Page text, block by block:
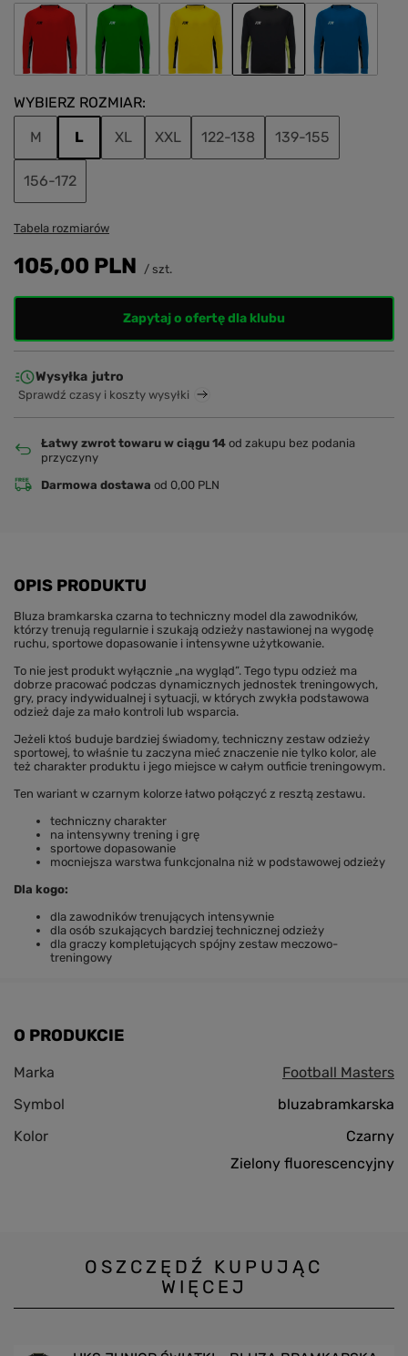
WYBIERZ ROZMIAR
M
L XL XXL 122-138 139-155
156-172
Tabela rozmiarów
105,00 PLN / szt.
Zapytaj o ofertę dla klubu
Wysyłka jutro
Sprawdź czasy i koszty wysyłki
Łatwy zwrot towaru w ciągu 14 od zakupu bez podania
przyczyny
Darmowa dostawa od 0,00 PLN
OPIS PRODUKTU
Bluza bramkarska czarna to techniczny model dla zawodników,
którzy trenują regularnie i szukają odzieży nastawionej na wygodę
ruchu, sportowe dopasowanie i intensywne użytkowanie.
To nie jest produkt wyłącznie „na wygląd”. Tego typu odzież ma
dobrze pracować podczas dynamicznych jednostek treningowych,
gry, pracy indywidualnej i sytuacji, w których zwykła podstawowa
odzież daje za mało kontroli lub wsparcia.
Jeżeli ktoś buduje bardziej świadomy, techniczny zestaw odzieży
sportowej, to właśnie tu zaczyna mieć znaczenie nie tylko kolor, ale
też charakter produktu i jego miejsce w całym outficie treningowym.
Ten wariant w czarnym kolorze łatwo połączyć z resztą zestawu.
techniczny charakter
na intensywny trening i grę
sportowe dopasowanie
mocniejsza warstwa funkcjonalna niż w podstawowej odzieży
Dla kogo:
dla zawodników trenujących intensywnie
dla osób szukających bardziej technicznej odzieży
dla graczy kompletujących spójny zestaw meczowo-
treningowy
O PRODUKCIE
Marka
Football Masters
Symbol
bluzabramkarska
Kolor
Czarny
Zielony fluorescencyjny
OSZCZĘDŹ KUPUJĄC
WIĘCEJ